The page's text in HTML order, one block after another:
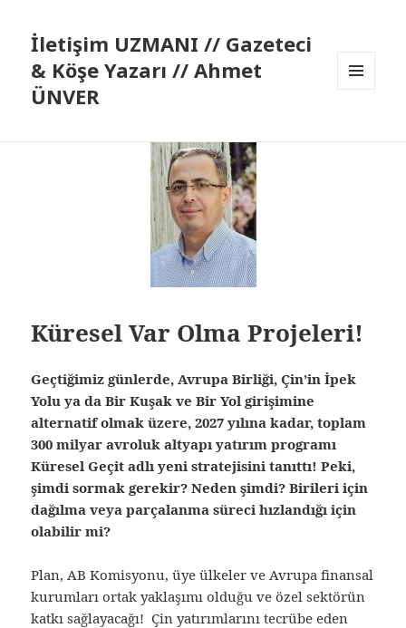
İletişim UZMANI // Gazeteci
& Köşe Yazarı // Ahmet
ÜNVER
Küresel Var Olma Projeleri!
Geçtiğimiz günlerde, Avrupa Birliği, Çin’in İpek
Yolu ya da Bir Kuşak ve Bir Yol girişimine
alternatif olmak üzere, 2027 yılına kadar, toplam
300 milyar avroluk altyapı yatırım programı
Küresel Geçit adlı yeni stratejisini tanıttı! Peki,
şimdi sormak gerekir? Neden şimdi? Birileri için
dağılma veya parçalanma süreci hızlandığı için
olabilir mi?
Plan, AB Komisyonu, üye ülkeler ve Avrupa finansal
kurumları ortak yaklaşımı olduğu ve özel sektörün
katkı sağlayacağı! Çin yatırımlarını tecrübe eden